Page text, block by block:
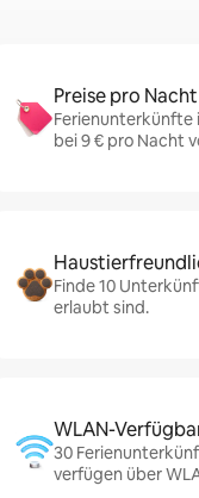
Preise pro
Ferienunterkünfte
bei 9 € pro Nacht
Finde 10
erlaubt sind.
WLAN-
30
verfügen über